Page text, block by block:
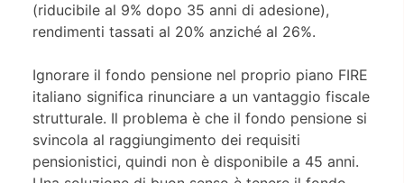
(riducibile al 9% dopo 35 anni di adesione),
rendimenti tassati al 20% anziché al 26%.
Ignorare il fondo pensione nel proprio piano FIRE
italiano significa rinunciare a un vantaggio fiscale
strutturale. Il problema è che il fondo pensione si
svincola al raggiungimento dei requisiti
pensionistici, quindi non è disponibile a 45 anni.